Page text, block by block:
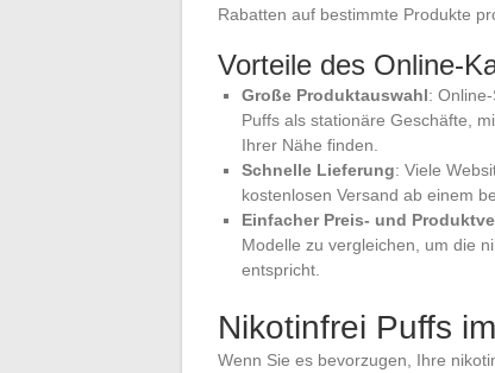
Rabatten auf bestimmte Produkte
Vorteile des Online-
Große Produktauswahl:
Puffs als stationäre Geschäfte,
Ihrer Nähe finden.
Schnelle Lieferung: Viele
kostenlosen Versand ab einem
Einfacher Preis- und
Modelle zu vergleichen, um die
entspricht.
Nikotinfrei Puffs
Wenn Sie es bevorzugen, Ihre